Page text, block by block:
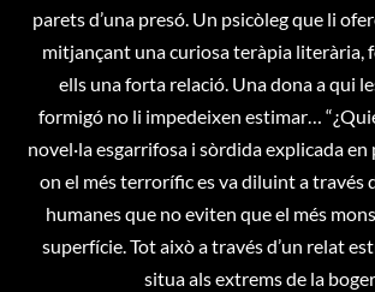
parets d’una presó. Un psicòleg que li
mitjançant una curiosa teràpia literària,
ells una forta relació. Una dona a qui
formigó no li impedeixen estimar…
novel·la esgarrifosa i sòrdida explicada
on el més terrorífic es va diluint a través
humanes que no eviten que el més
superfície. Tot això a través d’un relat
situa als extrems de la